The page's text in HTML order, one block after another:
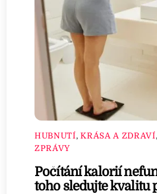
HUBNUTÍ,KRÁSA A ZDRAVÍ,
ZPRÁVY
Počítání kalorií
toho sledujte kvalitu